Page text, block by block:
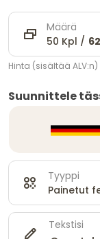
Määrä
50 Kpl /
Hinta (sisältää ALV:n)
Suunnittele
Tyyppi
Painetut
Tekstisi